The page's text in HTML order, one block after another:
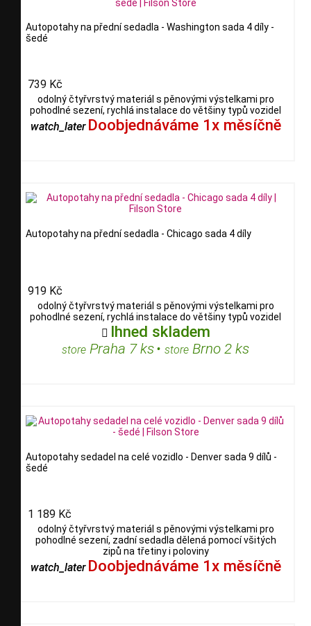
Autopotahy na přední sedadla - Washington sada 4 díly -
šedé
739 Kč
odolný čtyřvrstvý materiál s pěnovými výstelkami pro
pohodlné sezení, rychlá instalace do většiny typů vozidel
watch_later Doobjednáváme 1x měsíčně
Autopotahy na přední sedadla - Chicago sada 4 díly
919 Kč
odolný čtyřvrstvý materiál s pěnovými výstelkami pro
pohodlné sezení, rychlá instalace do většiny typů vozidel
 Ihned skladem
store Praha 7 ks• store Brno 2 ks
Autopotahy sedadel na celé vozidlo - Denver sada 9 dílů -
šedé
1 189 Kč
odolný čtyřvrstvý materiál s pěnovými výstelkami pro
pohodlné sezení, zadní sedadla dělená pomocí všitých
zipů na třetiny i poloviny
watch_later Doobjednáváme 1x měsíčně